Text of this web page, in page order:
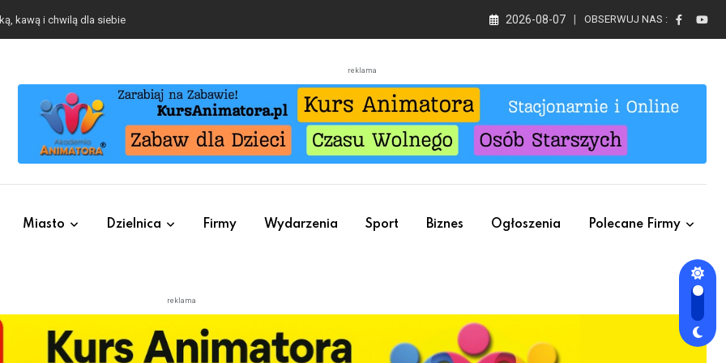
kawą i chwilą dla siebie 2026-08-07 OBSERWUJ NAS :
reklama
Miasto Dzielnica Firmy Wydarzenia Sport Biznes Ogłoszenia Polecane Firmy
reklama